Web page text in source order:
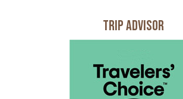
Trip Advisor